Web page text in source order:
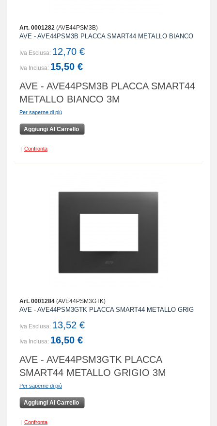
Art. 0001282 (AVE44PSM3B)
AVE - AVE44PSM3B PLACCA SMART44 METALLO BIANCO
Iva Esclusa: 12,70 €
Iva Inclusa: 15,50 €
AVE - AVE44PSM3B PLACCA SMART44
METALLO BIANCO 3M
Per saperne di più
Aggiungi Al Carrello
| Confronta
Art. 0001284 (AVE44PSM3GTK)
AVE - AVE44PSM3GTK PLACCA SMART44 METALLO GRIG
Iva Esclusa: 13,52 €
Iva Inclusa: 16,50 €
AVE - AVE44PSM3GTK PLACCA
SMART44 METALLO GRIGIO 3M
Per saperne di più
Aggiungi Al Carrello
| Confronta